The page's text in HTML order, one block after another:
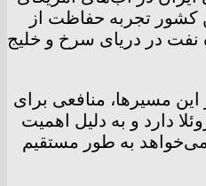
کشور تجربه حفاظت از
نفت در دریای سرخ و خلیج
مسیرها، منافعی برای
دارد و به دلیل اهمیت
می‌خواهد به طور مستقیم